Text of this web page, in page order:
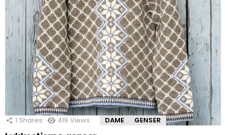
1 Shares 419 Views DAME GENSER